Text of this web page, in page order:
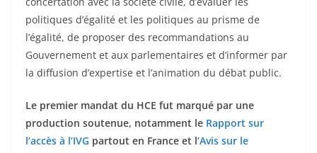
politiques d’égalité et les politiques au prisme de
l’égalité, de proposer des recommandations au
Gouvernement et aux parlementaires et d’informer par
la diffusion d’expertise et l’animation du débat public.
Le premier mandat du HCE fut marqué par une
production soutenue, notamment le Rapport sur
l’accès à l’IVG partout en France et l’Avis sur le